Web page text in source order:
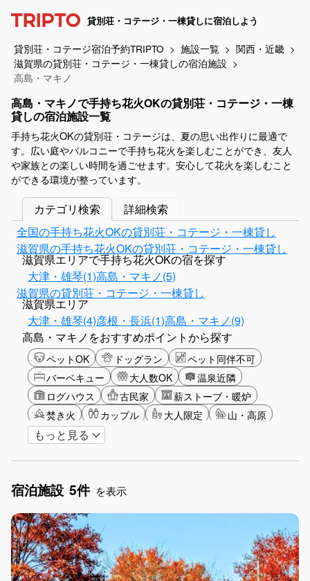
貸別荘・コテージ・一棟貸しに宿泊しよう
貸別荘・コテージ宿泊予約TRIPTO 施設一覧
関西・近畿
滋賀県の貸別荘・コテージ・一棟貸しの宿泊施設
高島・マキノ
高島・マキノで手持ち花火OKの貸別荘・コテージ・一棟
貸しの宿泊施設一覧
手持ち花火OKの貸別荘・コテージは、夏の思い出作りに最適で
す。広い庭やバルコニーで手持ち花火を楽しむことができ、友人
や家族との楽しい時間を過ごせます。安心して花火を楽しむこと
ができる環境が整っています。
カテゴリ検索
詳細検索
全国の手持ち花火OKの貸別荘・コテージ・一棟貸し
滋賀県の手持ち花火OKの貸別荘・コテージ・一棟貸し
滋賀県エリアで手持ち花火OKの宿を探す
大津・雄琴(1)高島・マキノ(5)
滋賀県の貸別荘・コテージ・一棟貸し
滋賀県エリア
大津・雄琴(4)彦根・長浜(1)高島・マキノ(9)
高島・マキノをおすすめポイントから探す
ペットOK ドッグラン
ペット同伴不可
バーベキュー
大人数OK
温泉近隣
ログハウス
古民家
薪ストーブ・暖炉
焚き火
カップル 大人限定
山・高原
星空
湖畔
手持ち花火OK
もっと見る
宿泊施設 5件 を表示